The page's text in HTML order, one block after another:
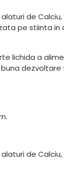
alaturi de
pe stiinta
lichida a
alaturi de